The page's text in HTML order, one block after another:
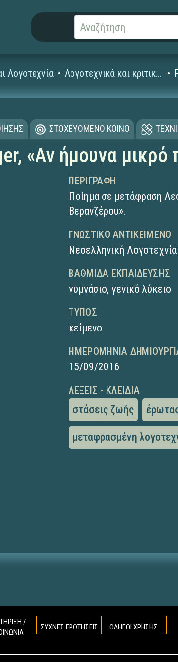
Λογοτεχνία Λογοτεχνικά και κριτικά κείμενα
ΣΤΟΧΕΥΟΜΕΝΟ ΚΟΙΝΟ
«Αν ήμουνα μικρό
ΠΕΡΙΓΡΑΦΉ
Ποίημα σε μετάφραση
Βερανζέρου».
ΓΝΩΣΤΙΚΌ ΑΝΤΙΚΕΊΜΕΝΟ
Νεοελληνική Λογοτεχνία
ΒΑΘΜΊΔΑ ΕΚΠΑΊΔΕΥΣΗΣ
γυμνάσιο,γενικό λύκειο
ΤΎΠΟΣ
κείμενο
ΗΜΕΡΟΜΗΝΊΑ
15/09/2016
ΛΈΞΕΙΣ - ΚΛΕΙΔΙΆ
στάσεις ζωής
μεταφρασμένη
/
ΣΥΧΝΕΣ ΕΡΩΤΗΣΕΙΣ ΟΔΗΓΟΙ ΧΡΗΣΗΣ